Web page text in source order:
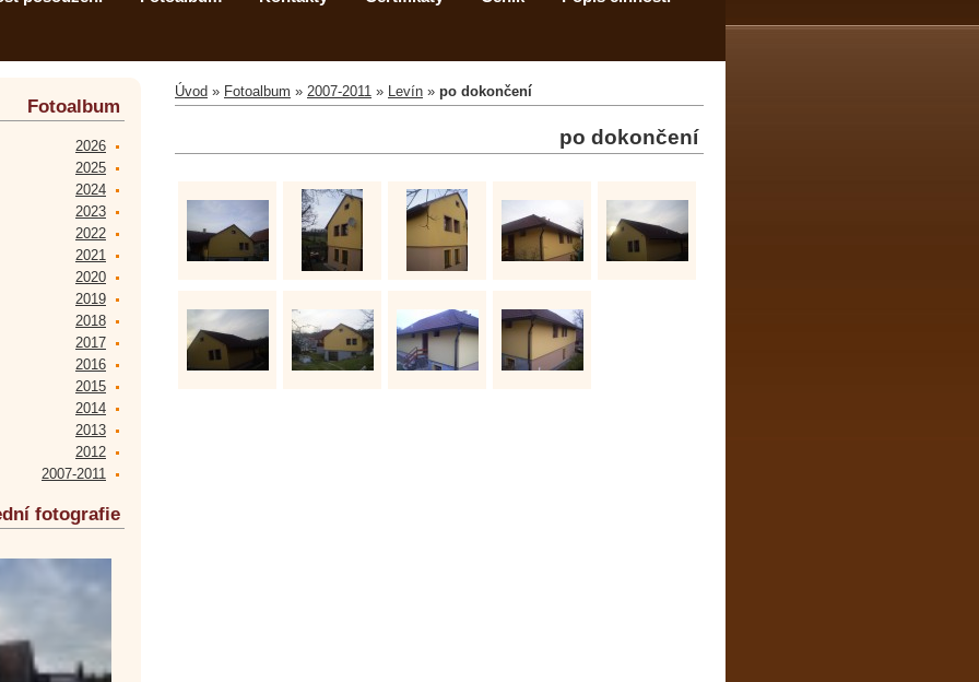
Úvod » Fotoalbum » 2007-2011 » Levín » po dokončení
po dokončení
Fotoalbum
2026
2025
2024
2023
2022
2021
2020
2019
2018
2017
2016
2015
2014
2013
2012
2007-2011
fotografie